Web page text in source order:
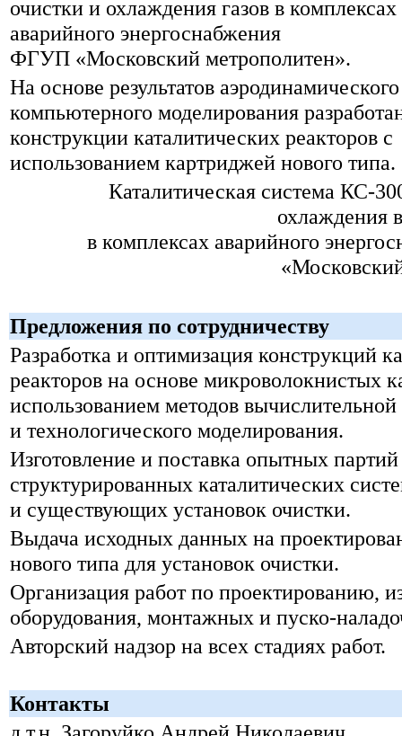
очистки и охлаждения газов в комплексах
аварийного энергоснабжения
ФГУП «Московский метрополитен».
На основе результатов аэродинамического
компьютерного моделирования
конструкции каталитических реакторов с
использованием картриджей нового типа.
Каталитическая система КС-
охлаждения
в комплексах аварийного
Предложения по сотрудничеству
Разработка и оптимизация конструкций
реакторов на основе микроволокнистых
использованием методов
и технологического моделирования.
Изготовление и поставка опытных партий
структурированных каталитических
и существующих установок очистки.
Выдача исходных данных на
нового типа для установок очистки.
Организация работ по проектированию,
оборудования, монтажных и пуско-
Авторский надзор на всех стадиях работ.
Контакты